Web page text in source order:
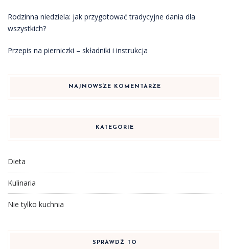
Rodzinna niedziela: jak przygotować tradycyjne dania dla
wszystkich?
Przepis na pierniczki – składniki i instrukcja
NAJNOWSZE KOMENTARZE
KATEGORIE
Dieta
Kulinaria
Nie tylko kuchnia
SPRAWDŹ TO